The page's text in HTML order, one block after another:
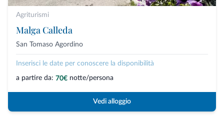
Agriturismi
Malga Calleda
San Tomaso Agordino
Inserisci le date per conoscere la disponibilità
a partire da: 70€ notte/persona
Vedi alloggio